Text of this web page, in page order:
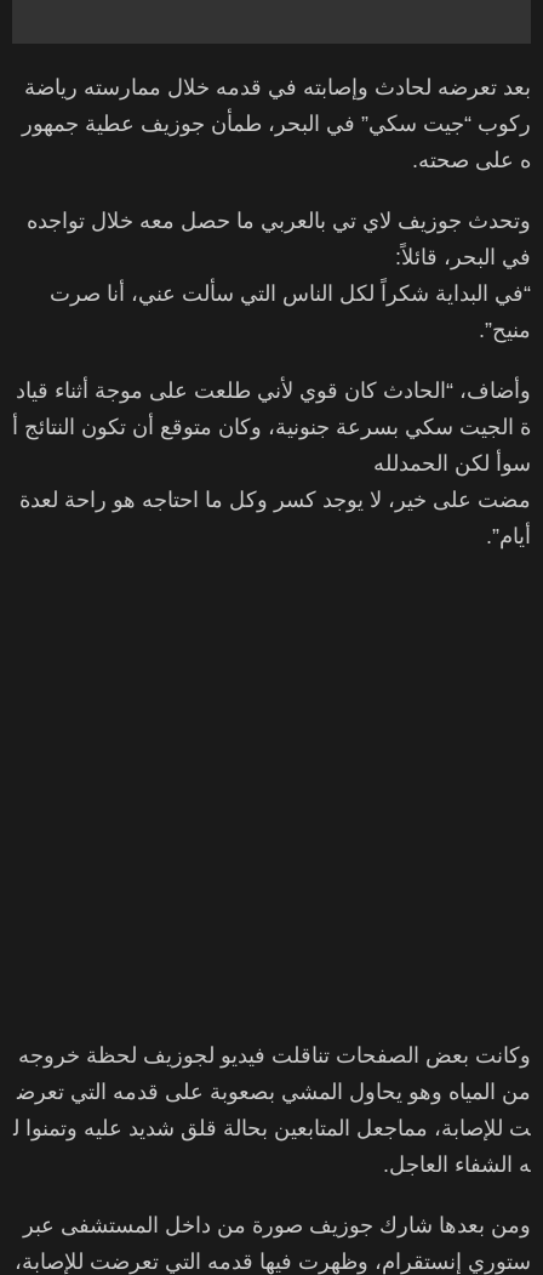
بعد تعرضه لحادث وإصابته في قدمه خلال ممارسته رياضة
ركوب “جيت سكي” في البحر، طمأن جوزيف عطية جمهور
ه على صحته.
وتحدث جوزيف لاي تي بالعربي ما حصل معه خلال تواجده
في البحر، قائلاً:
“في البداية شكراً لكل الناس التي سألت عني، أنا صرت
منيح”.
وأضاف، “الحادث كان قوي لأني طلعت على موجة أثناء قياد
ة الجيت سكي بسرعة جنونية، وكان متوقع أن تكون النتائج أ
سوأ لكن الحمدلله
مضت على خير، لا يوجد كسر وكل ما احتاجه هو راحة لعدة
أيام”.
وكانت بعض الصفحات تناقلت فيديو لجوزيف لحظة خروجه
من المياه وهو يحاول المشي بصعوبة على قدمه التي تعرض
ت للإصابة، مماجعل المتابعين بحالة قلق شديد عليه وتمنوا ل
ه الشفاء العاجل.
ومن بعدها شارك جوزيف صورة من داخل المستشفى عبر
ستوري إنستقرام، وظهرت فيها قدمه التي تعرضت للإصابة،